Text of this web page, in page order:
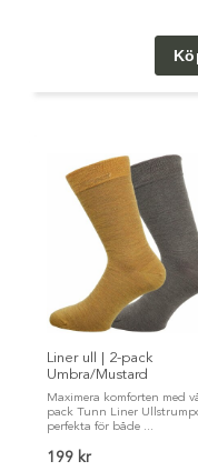
Liner ull | 2-pack
Umbra/Mustard
Maximera komforten med
pack Tunn Liner
perfekta för både ...
199 kr